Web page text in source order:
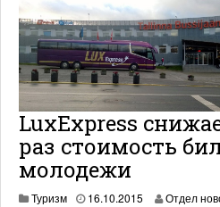
LuxExpress
раз стоимость
молодежи
Туризм 16.10.2015 Отдел